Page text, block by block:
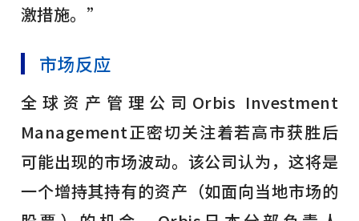
激措施。”
市场反应
全球资产管理公司Orbis Investment
Management正密切关注着若高市获胜后
可能出现的市场波动。该公司认为，这将是
一个增持其持有的资产（如面向当地市场的